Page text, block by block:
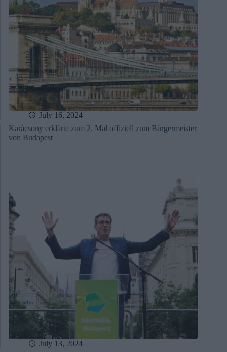
July 16, 2024
Karácsony erklärte zum 2. Mal offiziell zum Bürgermeister
von Budapest
July 13, 2024